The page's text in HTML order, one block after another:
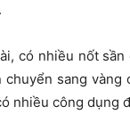
có nhiều nốt
sang
nhiều công dụng